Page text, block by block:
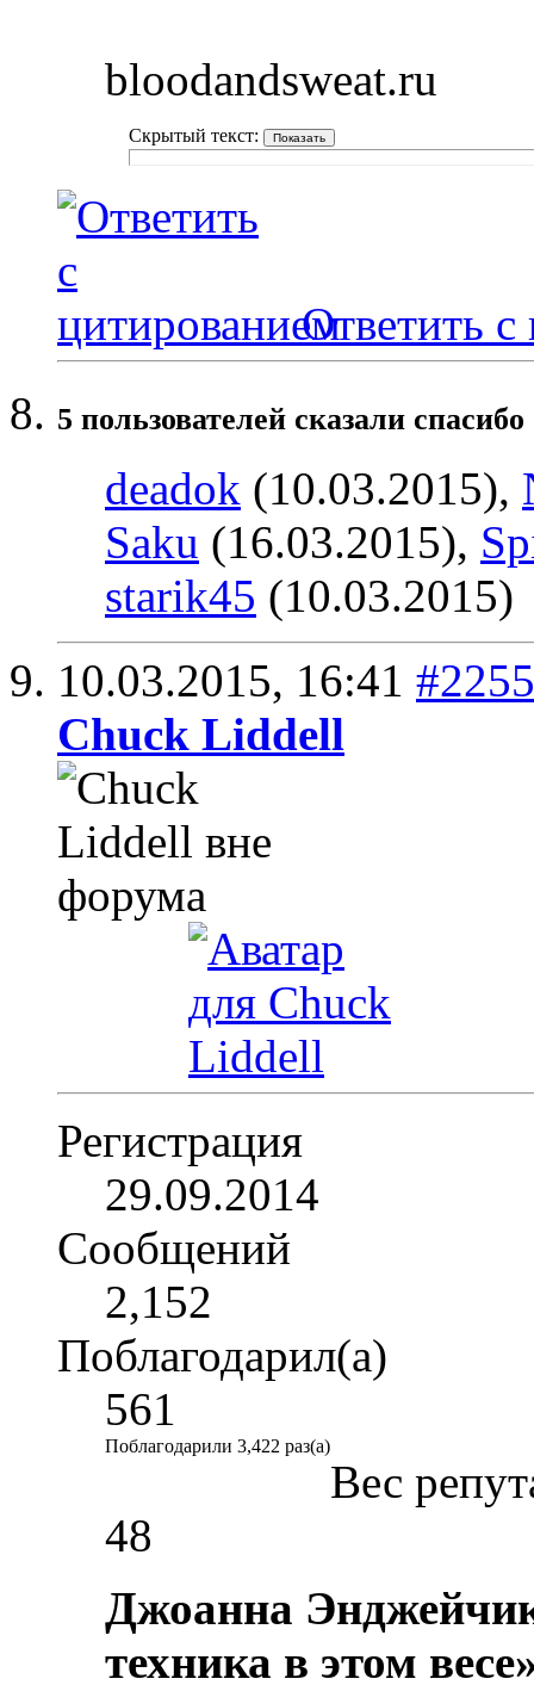
bloodandsweat.ru
Скрытый текст:
Ответить с
5 пользователей сказали
deadok (10.03.2015),
Saku (16.03.2015),
starik45 (10.03.2015)
10.03.2015, 16:41 #2255
Chuck Liddell
Регистрация
29.09.2014
Сообщений
2,152
Поблагодарил(а)
561
Поблагодарили 3,422 раз(а)
Вес
48
Джоанна
техника в этом